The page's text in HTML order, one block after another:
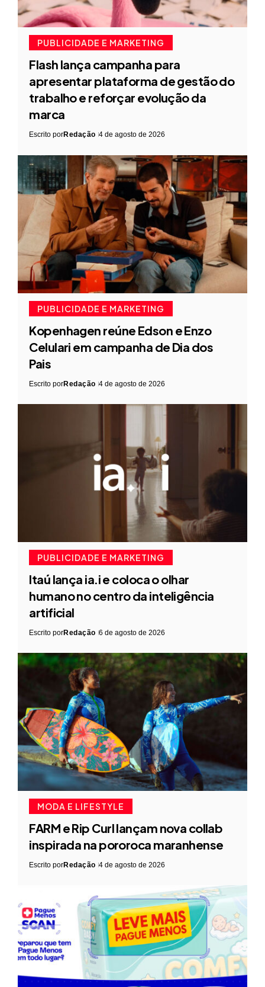
PUBLICIDADE E MARKETING
Flash lança campanha para
apresentar plataforma de gestão do
trabalho e reforçar evolução da
marca
Escrito porRedação 4 de agosto de 2026
PUBLICIDADE E MARKETING
Kopenhagen reúne Edson e Enzo
Celulari em campanha de Dia dos
Pais
Escrito porRedação 4 de agosto de 2026
PUBLICIDADE E MARKETING
Itaú lança ia.i e coloca o olhar
humano no centro da inteligência
artificial
Escrito porRedação 6 de agosto de 2026
MODA E LIFESTYLE
FARM e Rip Curl lançam nova collab
inspirada na pororoca maranhense
Escrito porRedação 4 de agosto de 2026